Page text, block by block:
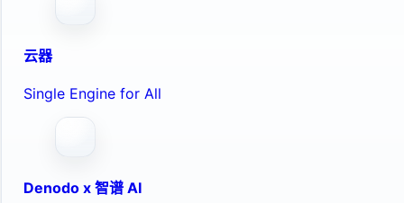
云器
Single Engine for All
Denodo x 智谱 AI